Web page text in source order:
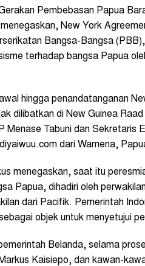
Pembebasan Papua
New York
Bangsa-Bangsa
terhadap bangsa Papua
hingga penandatanganan
dilibatkan di New Guinea
Menase Tabuni dan Sekretaris
dari Wamena,
menegaskan, saat itu
Papua, dihadiri oleh
dari Pacifik. Pemerintah
objek untuk menyetujui
Belanda, selama
Kaisiepo, dan kawan-